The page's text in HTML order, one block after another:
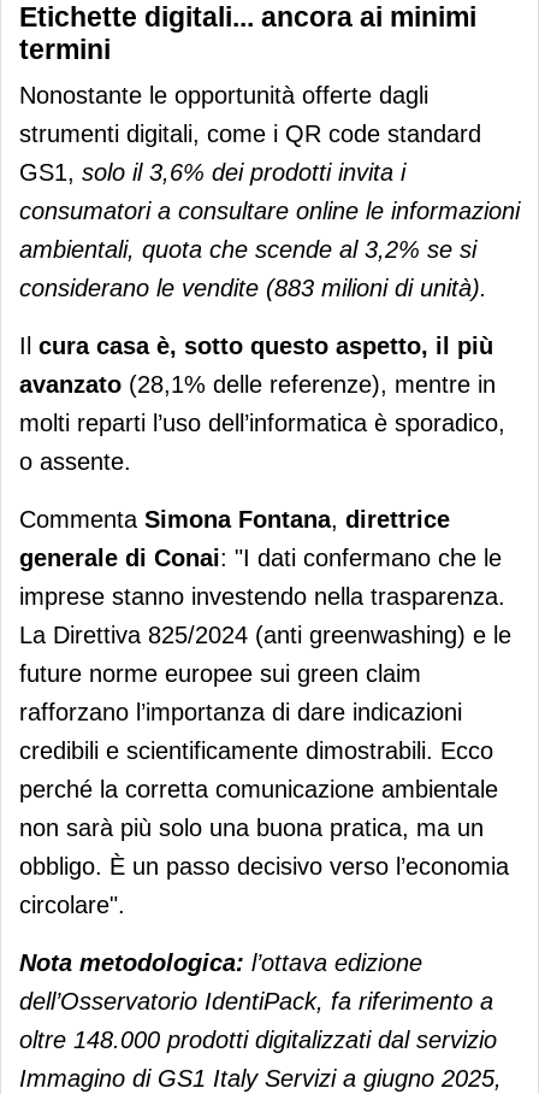
Etichette digitali... ancora ai minimi
termini
Nonostante le opportunità offerte dagli
strumenti digitali, come i QR code standard
GS1, solo il 3,6% dei prodotti invita i
consumatori a consultare online le informazioni
ambientali, quota che scende al 3,2% se si
considerano le vendite (883 milioni di unità).
Il cura casa è, sotto questo aspetto, il più
avanzato (28,1% delle referenze), mentre in
molti reparti l’uso dell’informatica è sporadico,
o assente.
Commenta Simona Fontana, direttrice
generale di Conai: "I dati confermano che le
imprese stanno investendo nella trasparenza.
La Direttiva 825/2024 (anti greenwashing) e le
future norme europee sui green claim
rafforzano l’importanza di dare indicazioni
credibili e scientificamente dimostrabili. Ecco
perché la corretta comunicazione ambientale
non sarà più solo una buona pratica, ma un
obbligo. È un passo decisivo verso l’economia
circolare".
Nota metodologica: l’ottava edizione
dell’Osservatorio IdentiPack, fa riferimento a
oltre 148.000 prodotti digitalizzati dal servizio
Immagino di GS1 Italy Servizi a giugno 2025,